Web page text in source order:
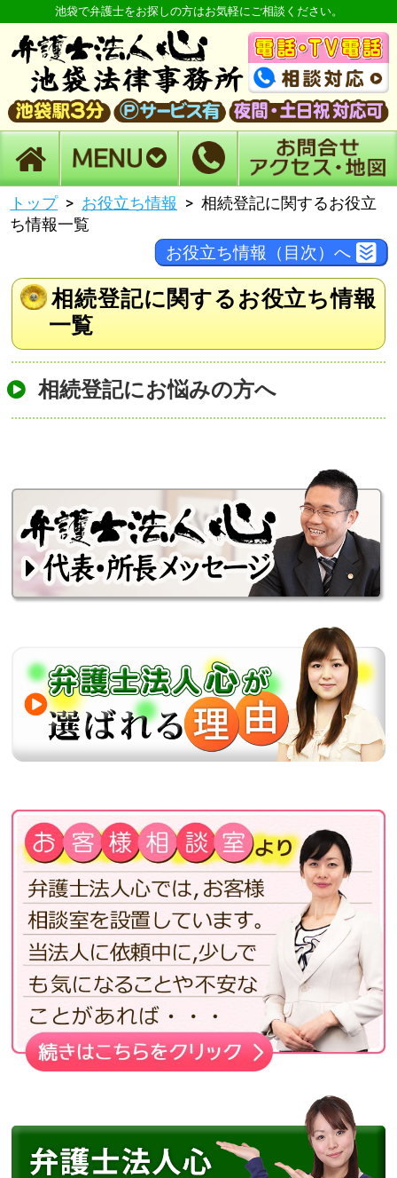
池袋で弁護士をお探しの方はお気軽にご相談ください。
トップ お役立ち情報
相続登記に関するお役立
ち情報一覧
お役立ち情報（目次）へ
相続登記に関するお役立ち情報
一覧
相続登記にお悩みの方へ